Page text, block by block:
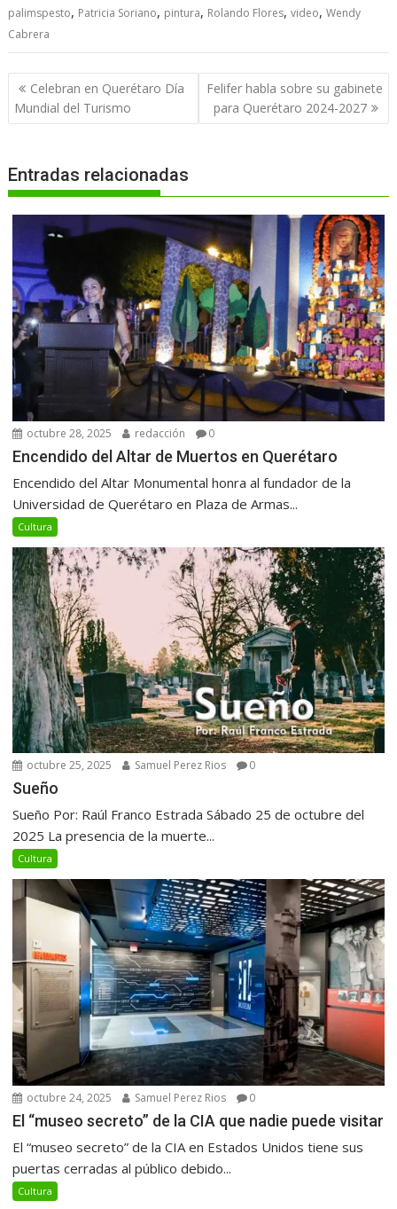
palimspesto, Patricia Soriano, pintura, Rolando Flores,video,Wendy
Cabrera
Navegación
de
entradas
Celebran en Querétaro Día
Mundial del Turismo
Felifer habla sobre su gabinete
para Querétaro 2024-2027
Entradas relacionadas
octubre 28, 2025 redacción 0
Encendido del Altar de Muertos en Querétaro
Encendido del Altar Monumental honra al fundador de la
Universidad de Querétaro en Plaza de Armas...
Cultura
octubre 25, 2025 Samuel Perez Rios 0
Sueño
Sueño Por: Raúl Franco Estrada Sábado 25 de octubre del
2025 La presencia de la muerte...
Cultura
octubre 24, 2025 Samuel Perez Rios 0
El “museo secreto” de la CIA que nadie puede visitar
El “museo secreto” de la CIA en Estados Unidos tiene sus
puertas cerradas al público debido...
Cultura